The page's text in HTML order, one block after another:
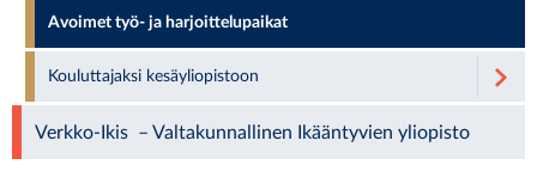
Avoimet työ- ja harjoittelupaikat
Kouluttajaksi kesäyliopistoon
Verkko-Ikis – Valtakunnallinen Ikääntyvien yliopisto